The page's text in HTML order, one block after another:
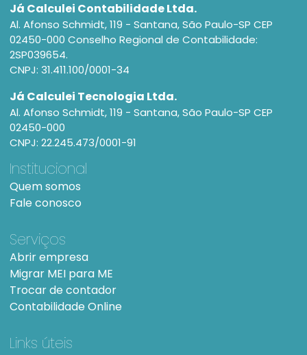
Já Calculei Contabilidade Ltda.
Al. Afonso Schmidt, 119 - Santana, São Paulo-SP CEP
02450-000 Conselho Regional de Contabilidade:
2SP039654.
CNPJ: 31.411.100/0001-34
Já Calculei Tecnologia Ltda.
Al. Afonso Schmidt, 119 - Santana, São Paulo-SP CEP
02450-000
CNPJ: 22.245.473/0001-91
Institucional
Quem somos
Fale conosco
Serviços
Abrir empresa
Migrar MEI para ME
Trocar de contador
Contabilidade Online
Links úteis